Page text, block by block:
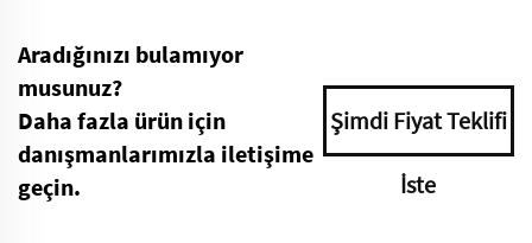
Aradığınızı bulamıyor
musunuz?
Daha fazla ürün için
danışmanlarımızla iletişime
geçin.
Şimdi Fiyat Teklifi
İste